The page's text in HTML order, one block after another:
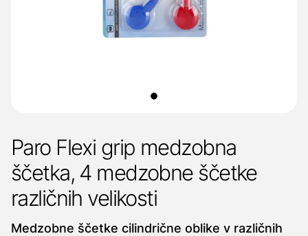
Paro Flexi grip medzobna
ščetka, 4 medzobne ščetke
različnih velikosti
Medzobne ščetke cilindrične oblike v različnih